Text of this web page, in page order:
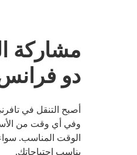
مشاركة
دو
أصبح التنقل في
وفي أي وقت من
الوقت المناسب.
يناسب احتياجاتك.